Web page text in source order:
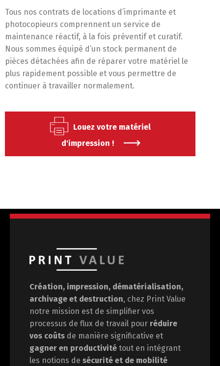
Tous nos contrats de locations d’imprimante et
photocopieurs comprennent un service de
maintenance réactif, à la fois préventif et curatif.
Nous sommes équipé d’un stock permanent de
pièces détachées afin de réparer votre matériel le
plus rapidement possible et vous permettre de
continuer à travailler normalement.
Louez votre matériel
d'impression !
Création, impression, dématérialisation,
archivage et destruction, chez Print Value
notre mission est de simplifier vos
processus de flux de travail pour réduire
vos coûts de manière significative et
gagner en productivité tout en intégrant
les notions de sécurité et de mobilité